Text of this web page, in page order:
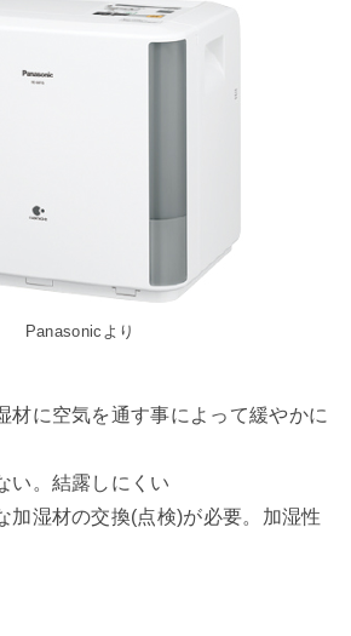
Panasonicより
材に空気を通す事によって緩やかに
い。結露しにくい
加湿材の交換(点検)が必要。加湿性